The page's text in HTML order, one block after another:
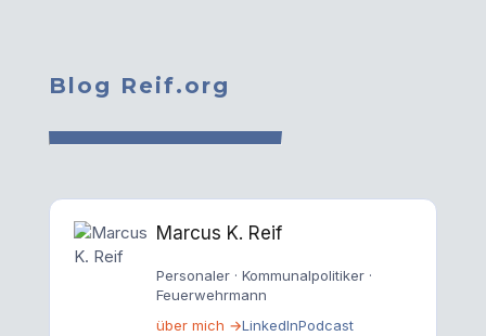
Blog Reif.org
Marcus K. Reif
Personaler · Kommunalpolitiker ·
Feuerwehrmann
über mich →LinkedInPodcast